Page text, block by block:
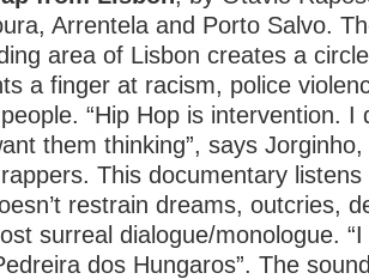
Arrentela and Porto Salvo.
area of Lisbon creates a
a finger at racism, police
“Hip Hop is intervention. I
them thinking”, says
This documentary
restrain dreams, outcries,
surreal dialogue/monologue.
dos Hungaros”. The